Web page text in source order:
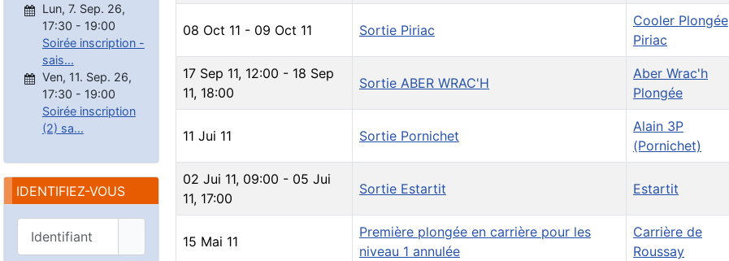
Lun, 7. Sep. 26,
17:30 - 19:00
Soirée inscription -
sais...
Ven, 11. Sep. 26,
17:30 - 19:00
Soirée inscription
(2) sa...
IDENTIFIEZ-VOUS
08 Oct 11 - 09 Oct 11 Sortie Piriac
Cooler Plongée
Piriac
17 Sep 11, 12:00 - 18 Sep
11, 18:00
Sortie ABER WRAC'H
Aber Wrac'h
Plongée
11 Jui 11 Sortie Pornichet
Alain 3P
(Pornichet)
02 Jui 11, 09:00 - 05 Jui
11, 17:00
Sortie Estartit Estartit
15 Mai 11
Première plongée en carrière pour les
niveau 1 annulée
Carrière de
Roussay